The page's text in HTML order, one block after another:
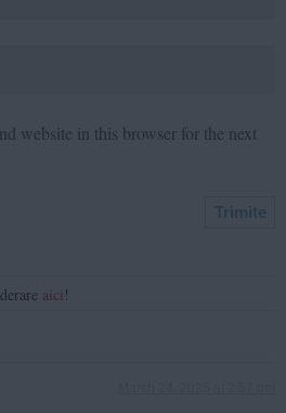
website in this browser for the next
aici !